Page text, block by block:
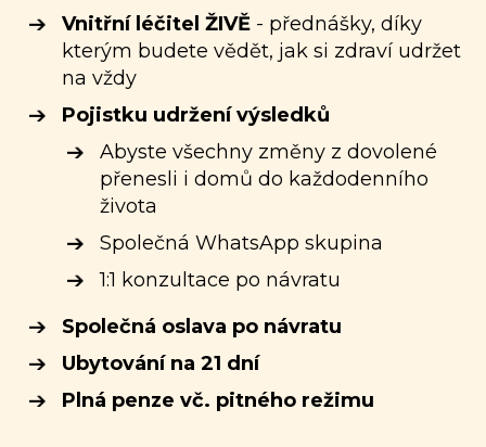
Vnitřní léčitel ŽIVĚ - přednášky, díky
kterým budete vědět, jak si zdraví udržet
na vždy
Pojistku udržení výsledků
Abyste všechny změny z dovolené
přenesli i domů do každodenního
života
Společná WhatsApp skupina
1:1 konzultace po návratu
Společná oslava po návratu
Ubytování na 21 dní
Plná penze vč. pitného režimu